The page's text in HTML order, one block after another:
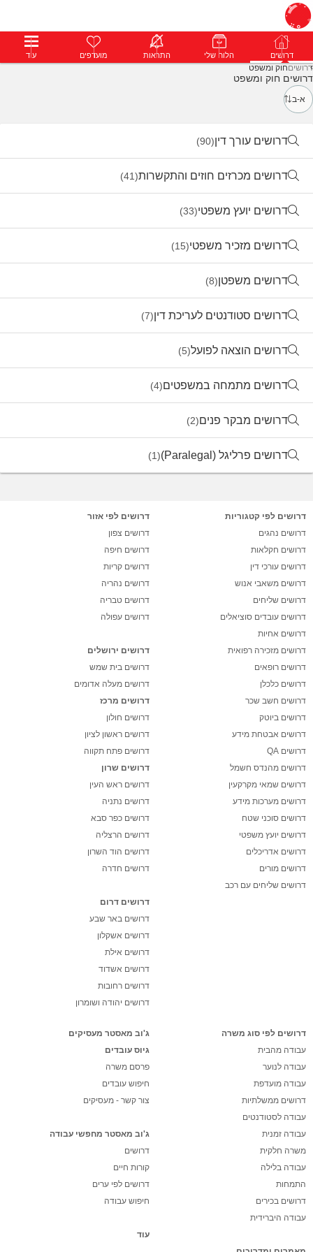
דרושים פרופילים הודעות פרימיום דרושים הלוח שלי התראות מועדפים עוד
דרושיםחוק ומשפט
דרושים חוק ומשפט
א-ב
דרושים עורך דין(90)
דרושים מכרזים חוזים והתקשרות(41)
דרושים יועץ משפטי(33)
דרושים מזכיר משפטי(15)
דרושים משפטן(8)
דרושים סטודנטים לעריכת דין(7)
דרושים הוצאה לפועל(5)
דרושים מתמחה במשפטים(4)
דרושים מבקר פנים(2)
דרושים פרליגל (Paralegal) (1)
דרושים לפי קטגוריות
דרושים נהגים
דרושים חקלאות
דרושים עורכי דין
דרושים משאבי אנוש
דרושים שליחים
דרושים עובדים סוציאלים
דרושים אחיות
דרושים מזכירה רפואית
דרושים רופאים
דרושים כלכלן
דרושים חשב שכר
דרושים ביוטק
דרושים אבטחת מידע
דרושים QA
דרושים מהנדס חשמל
דרושים שמאי מקרקעין
דרושים מערכות מידע
דרושים סוכני שטח
דרושים יועץ משפטי
דרושים אדריכלים
דרושים מורים
דרושים שליחים עם רכב
דרושים לפי אזור
דרושים צפון
דרושים חיפה
דרושים קריות
דרושים נהריה
דרושים טבריה
דרושים עפולה
דרושים ירושלים
דרושים בית שמש
דרושים מעלה אדומים
דרושים מרכז
דרושים חולון
דרושים ראשון לציון
דרושים פתח תקווה
דרושים שרון
דרושים ראש העין
דרושים נתניה
דרושים כפר סבא
דרושים הרצליה
דרושים הוד השרון
דרושים חדרה
דרושים דרום
דרושים באר שבע
דרושים אשקלון
דרושים אילת
דרושים אשדוד
דרושים רחובות
דרושים יהודה ושומרון
דרושים לפי סוג משרה
עבודה מהבית
עבודה לנוער
עבודה מועדפת
דרושים ממשלתיות
עבודה לסטודנטים
עבודה זמנית
משרה חלקית
עבודה בלילה
התמחות
דרושים בכירים
עבודה היברידית
ג'וב מאסטר מעסיקים
גיוס עובדים
פרסם משרה
חיפוש עובדים
צור קשר - מעסיקים
ג'וב מאסטר מחפשי עבודה
דרושים
קורות חיים
דרושים לפי ערים
חיפוש עבודה
עוד